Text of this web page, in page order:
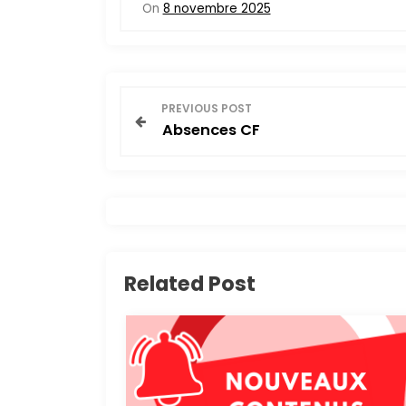
On 8 novembre 2025
g
a
t
PREVIOUS POST
Absences CF
Related Post